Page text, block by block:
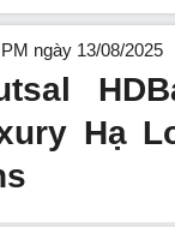
ngày 13/08/2025
Hạ